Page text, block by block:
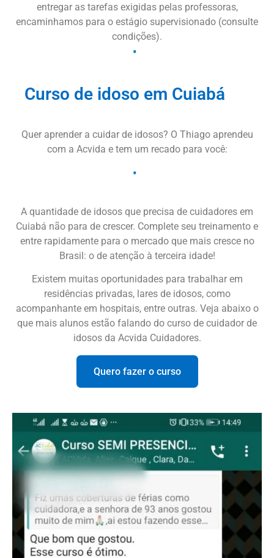
entregar as tarefas exigidas pelas professoras,
encaminhamos para o estágio supervisionado (consulte
condições).
Curso de idoso em Cuiabá
Quer aprender a cuidar de idosos? O Thiago aprendeu
com a Acvida e tem um recado para você:
A quantidade de idosos que precisa de cuidadores em
Cuiabá não para de crescer. Complete seu treinamento e
entre rapidamente para o mercado que mais cresce no
Brasil: o de atenção à terceira idade!
Existem muitas oportunidades para trabalhar em
residências privadas, lares de idosos, como
acompanhante em hospitais, entre outras. Veja abaixo o
que mais alunos estão falando do curso de cuidador de
idosos da Acvida Cuidadores.
Quero fazer o curso